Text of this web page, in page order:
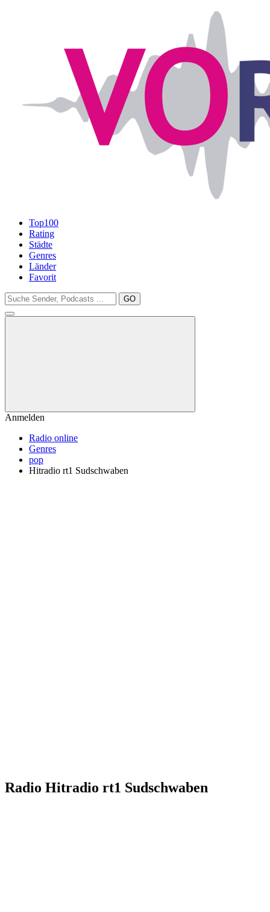
Top100
Rating
Städte
Genres
Länder
Favorit
GO
Anmelden
Radio online
Genres
pop
Hitradio rt1 Sudschwaben
Radio Hitradio rt1 Sudschwaben